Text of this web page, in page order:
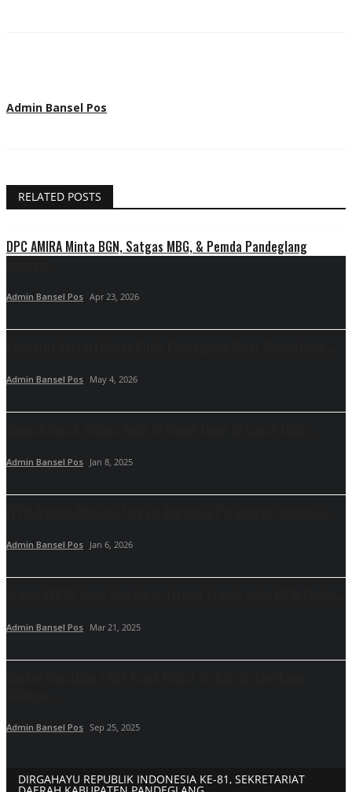
Admin Bansel Pos
RELATED POSTS
DPC AMIRA Minta BGN, Satgas MBG, & Pemda Pandeglang
Admin Bansel Pos Apr 23, 2026
Admin Bansel Pos May 4, 2026
Admin Bansel Pos Jan 8, 2025
Admin Bansel Pos Jan 6, 2026
Admin Bansel Pos Mar 21, 2025
Admin Bansel Pos Sep 25, 2025
DIRGAHAYU REPUBLIK INDONESIA KE-81, SEKRETARIAT